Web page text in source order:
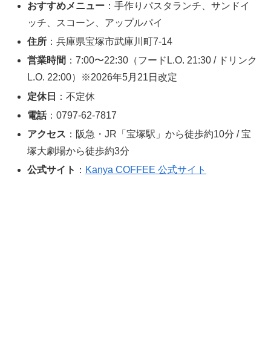
おすすめメニュー ：手作りパスタランチ、サンドイ
ッチ、スコーン、アップルパイ
住所 ：兵庫県宝塚市武庫川町7-14
営業時間 ：7:00〜22:30（フードL.O. 21:30 / ドリンク
L.O. 22:00）※2026年5月21日改定
定休日
：不定休
電話：0797-62-7817
アクセス ：阪急・JR「宝塚駅」から徒歩約10分 / 宝
塚大劇場から徒歩約3分
公式サイト ： Kanya COFFEE 公式サイト